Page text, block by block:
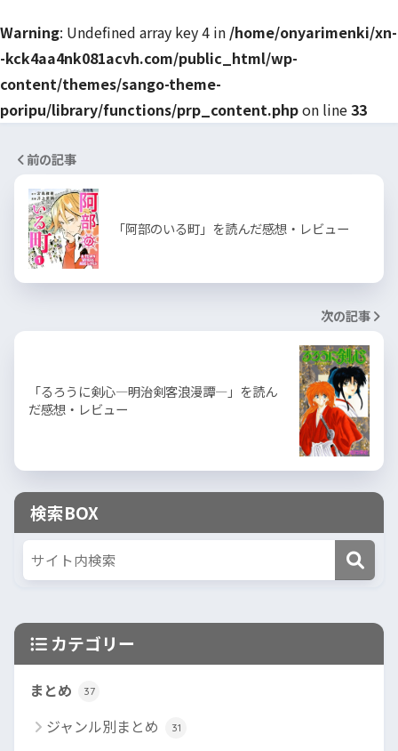
Warning: Undefined array key 4 in /home/onyarimenki/xn-
-kck4aa4nk081acvh.com/public_html/wp-
content/themes/sango-theme-
poripu/library/functions/prp_content.phpon line33
前の記事
「阿部のいる町」を読んだ感想・レビュー
次の記事
「るろうに剣心―明治剣客浪漫譚―」を読ん
だ感想・レビュー
検索BOX
カテゴリー
まとめ 37
ジャンル別まとめ 31